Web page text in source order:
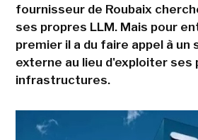
fournisseur de Roubaix
ses propres LLM. Mais pour
premier il a du faire appel à
externe au lieu d'exploiter ses
infrastructures.